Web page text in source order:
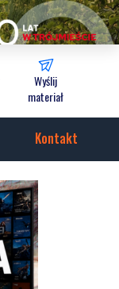
Wyślij
materiał
Kontakt